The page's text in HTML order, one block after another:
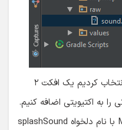
فایل صوتی با نام sound.ogg که انتخاب کردیم یک افکت ۲
را به اکتیویتی اضافه کنیم.
ابتدا یک شئ از کلاس MediaPlayer با نام دلخواه splashSound